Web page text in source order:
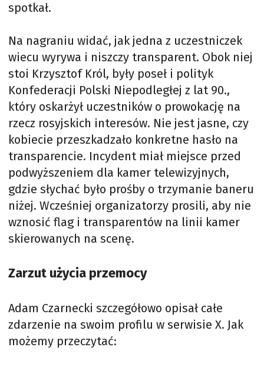
spotkał.
Na nagraniu widać, jak jedna z uczestniczek
wiecu wyrywa i niszczy transparent. Obok niej
stoi Krzysztof Król, były poseł i polityk
Konfederacji Polski Niepodległej z lat 90.,
który oskarżył uczestników o prowokację na
rzecz rosyjskich interesów. Nie jest jasne, czy
kobiecie przeszkadzało konkretne hasło na
transparencie. Incydent miał miejsce przed
podwyższeniem dla kamer telewizyjnych,
gdzie słychać było prośby o trzymanie baneru
niżej. Wcześniej organizatorzy prosili, aby nie
wznosić flag i transparentów na linii kamer
skierowanych na scenę.
Zarzut użycia przemocy
Adam Czarnecki szczegółowo opisał całe
zdarzenie na swoim profilu w serwisie X. Jak
możemy przeczytać: